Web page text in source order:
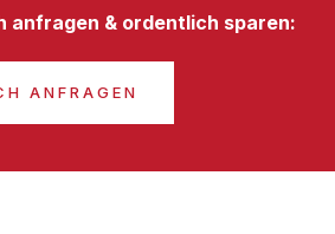
anfragen & ordentlich sparen:
ANFRAGEN